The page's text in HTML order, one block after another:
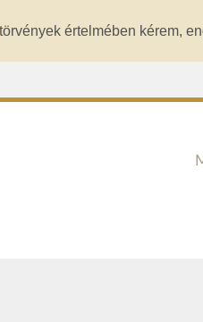
értelmében kérem,